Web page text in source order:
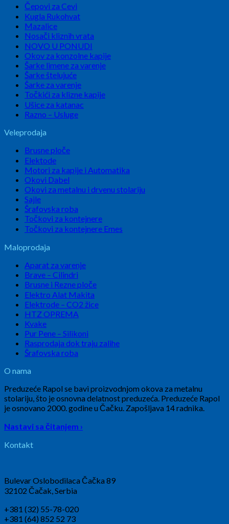
Čepovi za Cevi
Kugla Rukohvat
Mazalice
Nosači kliznih vrata
NOVO U PONUDI
Okov za konzolne kapije
Šarke limene za varenje
Šarke štelujuće
Šarke za varenje
Točkići za klizne kapije
Ušice za katanac
Razno – Usluge
Veleprodaja
Brusne ploče
Elektode
Motori za kapije i Automatika
Okovi Dabel
Okovi za metalnu i drvenu stolariju
Sajle
Šrafovska roba
Točkovi za kontejnere
Točkovi za kontejnere Emes
Maloprodaja
Aparat za varenje
Brave – Cilindri
Brusne i Rezne ploče
Elektro Alat Makita
Elektrode – CO2 žice
HTZ OPREMA
Kvake
Pur Pene – Silikoni
Rasprodaja dok traju zalihe
Šrafovska roba
O nama
Preduzeće Rapol se bavi proizvodnjom okova za metalnu
stolariju, što je osnovna delatnost preduzeća. Preduzeće Rapol
je osnovano 2000. godine u Čačku. Zapošljava 14 radnika.
Nastavi sa čitanjem ›
Kontakt
Bulevar Oslobodilaca Čačka 89
32102 Čačak, Serbia
+381 (32) 55-78-020
+381 (64) 852 52 73